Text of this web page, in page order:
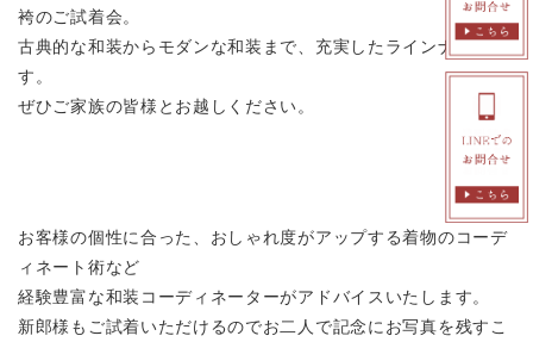
袴のご試着会。
古典的な和装からモダンな和装まで、充実したラインナップで
す。
ぜひご家族の皆様とお越しください。
お客様の個性に合った、おしゃれ度がアップする着物のコーデ
ィネート術など
経験豊富な和装コーディネーターがアドバイスいたします。
新郎様もご試着いただけるのでお二人で記念にお写真を残すこ